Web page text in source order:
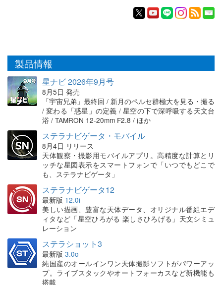
製品情報
星ナビ 2026年9月号
8月5日 発売
「宇宙兄弟」最終回 / 新月のペルセ群極大を見る・撮る
/ 変わる「惑星」の定義 / 星空の下で深呼吸する天文台
浴 / TAMRON 12-20mm F2.8 / ほか
ステラナビゲータ・モバイル
8月4日 リリース
天体観察・撮影用モバイルアプリ。高精度な計算とリ
ッチな星図表示をスマートフォンで「いつでもどこで
も、ステラナビゲータ」
ステラナビゲータ12
最新版 12.0i
美しい描画、豊富な天体データ、オリジナル番組エデ
ィタなど「星空ひろがる 楽しさひろげる」天文シミュ
レーション
ステラショット3
最新版 3.0o
純国産のオールインワン天体撮影ソフトがパワーアッ
プ。ライブスタックやオートフォーカスなど新機能も
搭載